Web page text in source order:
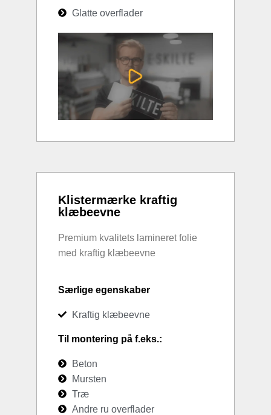
Glatte overflader
Klistermærke kraftig
klæbeevne
Premium kvalitets lamineret folie
med kraftig klæbeevne
Særlige egenskaber
Kraftig klæbeevne
Til montering på f.eks.:
Beton
Mursten
Træ
Andre ru overflader